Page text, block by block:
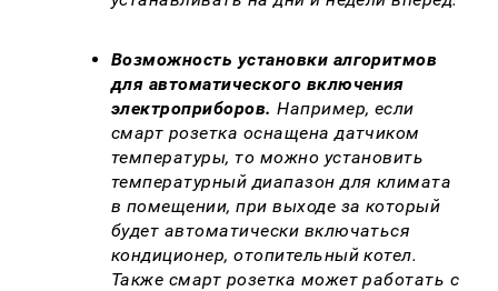
Возможность установки алгоритмов
для автоматического включения
электроприборов. Например, если
смарт розетка оснащена датчиком
температуры, то можно установить
температурный диапазон для климата
в помещении, при выходе за который
будет автоматически включаться
кондиционер, отопительный котел.
Также смарт розетка может работать с